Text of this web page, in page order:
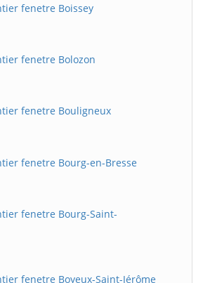
fenetre Boissey
fenetre Bolozon
fenetre Bouligneux
fenetre Bourg-en-Bresse
fenetre Bourg-Saint-
fenetre Boyeux-Saint-Jérôme